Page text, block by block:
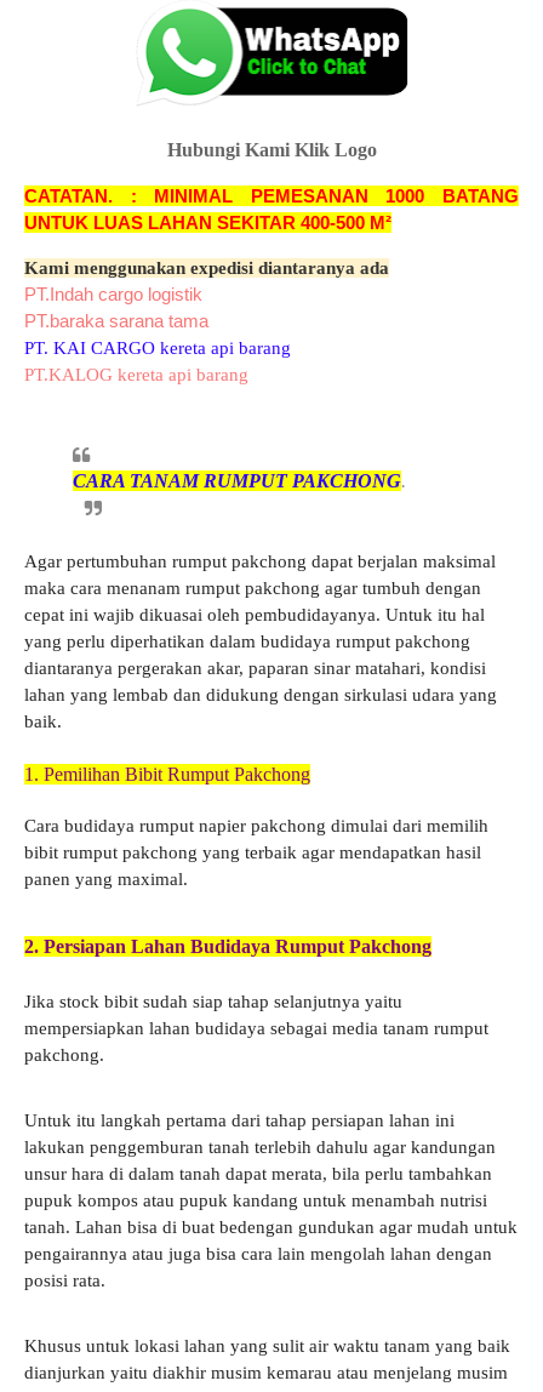
Hubungi Kami Klik Logo
CATATAN. : MINIMAL PEMESANAN 1000 BATANG
UNTUK LUAS LAHAN SEKITAR 400-500 M²
Kami menggunakan expedisi diantaranya ada
PT.Indah cargo logistik
PT.baraka sarana tama
PT. KAI CARGO kereta api barang
PT.KALOG kereta api barang
CARA TANAM RUMPUT PAKCHONG.
Agar pertumbuhan rumput pakchong dapat berjalan maksimal
maka cara menanam rumput pakchong agar tumbuh dengan
cepat ini wajib dikuasai oleh pembudidayanya. Untuk itu hal
yang perlu diperhatikan dalam budidaya rumput pakchong
diantaranya pergerakan akar, paparan sinar matahari, kondisi
lahan yang lembab dan didukung dengan sirkulasi udara yang
baik.
1. Pemilihan Bibit Rumput Pakchong
Cara budidaya rumput napier pakchong dimulai dari memilih
bibit rumput pakchong yang terbaik agar mendapatkan hasil
panen yang maximal.
2. Persiapan Lahan Budidaya Rumput Pakchong
Jika stock bibit sudah siap tahap selanjutnya yaitu
mempersiapkan lahan budidaya sebagai media tanam rumput
pakchong.
Untuk itu langkah pertama dari tahap persiapan lahan ini
lakukan penggemburan tanah terlebih dahulu agar kandungan
unsur hara di dalam tanah dapat merata, bila perlu tambahkan
pupuk kompos atau pupuk kandang untuk menambah nutrisi
tanah. Lahan bisa di buat bedengan gundukan agar mudah untuk
pengairannya atau juga bisa cara lain mengolah lahan dengan
posisi rata.
Khusus untuk lokasi lahan yang sulit air waktu tanam yang baik
dianjurkan yaitu diakhir musim kemarau atau menjelang musim